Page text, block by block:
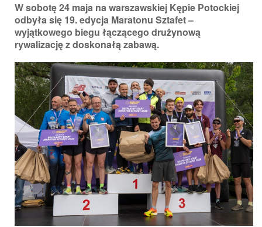
W sobotę 24 maja na warszawskiej Kępie Potockiej
odbyła się 19. edycja Maratonu Sztafet –
wyjątkowego biegu łączącego drużynową
rywalizację z doskonałą zabawą.